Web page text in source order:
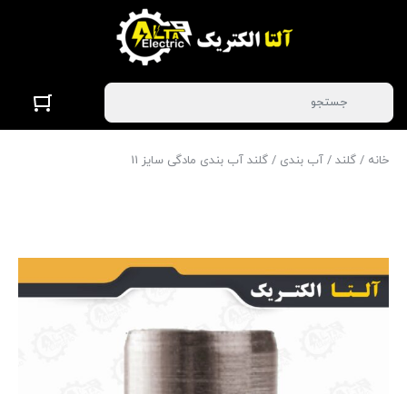
خانه / گلند / آب بندی / گلند آب بندی مادگی سایز 11